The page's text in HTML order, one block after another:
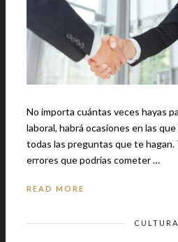
No importa cuántas veces hayas
laboral, habrá ocasiones en las
todas las preguntas que te hagan. Te recomendamos: -4
errores que podrías cometer …
READ MORE
CULTURA